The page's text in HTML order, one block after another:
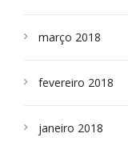
março 2018
fevereiro 2018
janeiro 2018